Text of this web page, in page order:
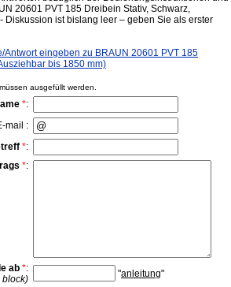
20601 PVT 185 Dreibein Stativ, Schwarz,
Diskussion ist bislang leer – geben Sie als erster
Antwort eingeben zu BRAUN 20601 PVT 185
bis 1850 mm)
ausgefüllt werden.
*:
mail :
*:
*:
ab *:
block)
"anleitung"